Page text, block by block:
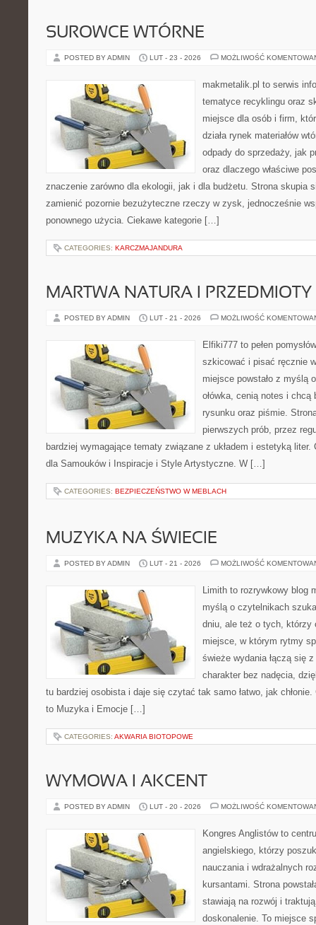
SUROWCE WTÓRNE
POSTED BY ADMIN LUT - 23 - 2026 MOŻLIWOŚĆ
makmetalik.pl to serwis
tematyce recyklingu oraz
miejsce dla osób i firm,
działa rynek materiałów
odpady do sprzedaży, jak
oraz dlaczego właściwe
znaczenie zarówno dla ekologii, jak i dla budżetu. Strona skupia
zamienić pozornie bezużyteczne rzeczy w zysk, jednocześnie
ponownego użycia. Ciekawe kategorie […]
CATEGORIES: KARCZMAJANDURA
MARTWA NATURA I PRZEDMIOTY
POSTED BY ADMIN LUT - 21 - 2026 MOŻLIWOŚĆ
Elfiki777 to pełen
szkicować i pisać ręcznie
miejsce powstało z myślą
ołówka, cenią notes i chcą
rysunku oraz piśmie.
pierwszych prób, przez
bardziej wymagające tematy związane z układem i estetyką liter.
dla Samouków i Inspiracje i Style Artystyczne. W […]
CATEGORIES: BEZPIECZEŃSTWO W MEBLACH
MUZYKA NA ŚWIECIE
POSTED BY ADMIN LUT - 21 - 2026 MOŻLIWOŚĆ
Limith to rozrywkowy blog
myślą o czytelnikach
dniu, ale też o tych, którzy
miejsce, w którym rytmy
świeże wydania łączą się
charakter bez nadęcia,
tu bardziej osobista i daje się czytać tak samo łatwo, jak
to Muzyka i Emocje […]
CATEGORIES: AKWARIA BIOTOPOWE
WYMOWA I AKCENT
POSTED BY ADMIN LUT - 20 - 2026 MOŻLIWOŚĆ
Kongres Anglistów to
angielskiego, którzy
nauczania i wdrażalnych
kursantami. Strona
stawiają na rozwój i
doskonalenie. To miejsce